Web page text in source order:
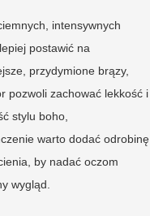
intensywnych
postawić na
przydymione brązy,
pozwoli zachować lekkość i
stylu boho,
warto dodać odrobinę
by nadać oczom
wygląd.